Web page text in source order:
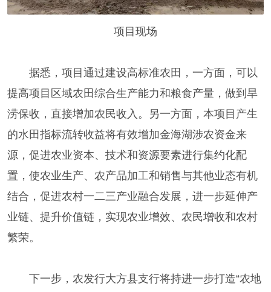
项目现场
据悉，项目通过建设高标准农田，一方面，可以
提高项目区域农田综合生产能力和粮食产量，做到旱
涝保收，直接增加农民收入。另一方面，本项目产生
的水田指标流转收益将有效增加金海湖涉农资金来
源，促进农业资本、技术和资源要素进行集约化配
置，使农业生产、农产品加工和销售与其他业态有机
结合，促进农村一二三产业融合发展，进一步延伸产
业链、提升价值链，实现农业增效、农民增收和农村
繁荣。
下一步，农发行大方县支行将持进一步打造“农地